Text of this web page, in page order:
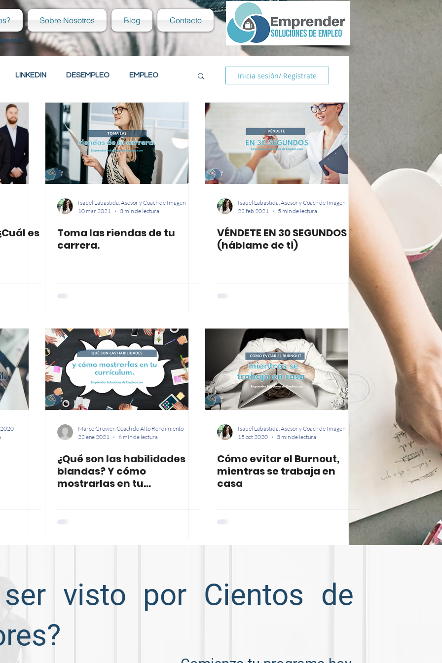
Sobre Nosotros Blog Contacto
LINKEDIN DESEMPLEO EMPLEO
PSICOLOGÍA LABORAL RECIÉN EGRESADO
ACTITUD LABORAL
HOJA DE VIDA
Inicia sesión/ Regístrate
es
Isabel Labastida, Asesor y Coach de Imagen
10 mar 2021
3 min de lectura
Toma las riendas de tu
carrera.
Isabel Labastida, Asesor y Coach de Imagen
22 feb 2021
5 min de lectura
VÉNDETE EN 30 SEGUNDOS
(háblame de ti)
2020
Marco Grower, Coach de Alto Rendimiento
22 ene 2021
6 min de lectura
¿Qué son las habilidades
blandas? Y cómo
mostrarlas en tu
Isabel Labastida, Asesor y Coach de Imagen
15 oct 2020
3 min de lectura
Cómo evitar el Burnout,
mientras se trabaja en
casa
ser visto por Cientos de